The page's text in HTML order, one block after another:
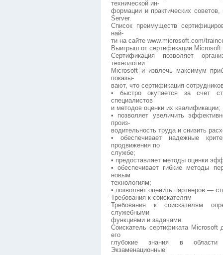
технической ин-
формации и практических
Server.
Список преимуществ
най-
ти на сайте www.microsoft.com/
Выигрыш от сертификации Microsoft
Сертификация позволяет
технологии
Microsoft и извлечь максимум
показы-
вают, что сертификация
• быстро окупается за счет
специалистов
и методов оценки их квалификации;
• позволяет увеличить
произ-
водительность труда и снизить
• обеспечивает надежные
продвижения по
службе;
• предоставляет методы оценки
• обеспечивает гибкие методы
новым
технологиям;
• позволяет оценить партнеров —
Требования к соискателям
Требования к соискателям
служебными
функциями и задачами.
Соискатель сертификата
его
глубокие знания в области
Экзаменационные